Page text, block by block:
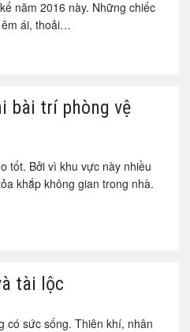
năm 2016 này. Những chiếc
êm ái, thoải…
bài trí phòng vệ
tốt. Bởi vì khu vực này nhiều
khắp không gian trong nhà.
tài lộc
có sức sống. Thiên khí, nhân